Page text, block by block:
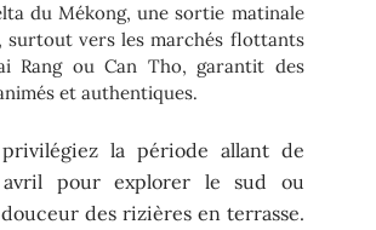
du Mékong, une sortie matinale
surtout vers les marchés flottants
Rang ou Can Tho, garantit des
et authentiques.
la période allant de
avril pour explorer le sud ou
des rizières en terrasse.